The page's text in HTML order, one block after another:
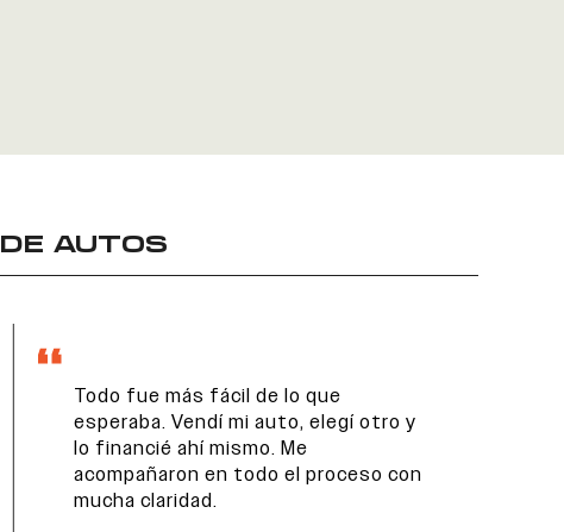
AUTOS
Todo fue más fácil de lo que
esperaba. Vendí mi auto, elegí otro y
lo financié ahí mismo. Me
acompañaron en todo el proceso con
mucha claridad.